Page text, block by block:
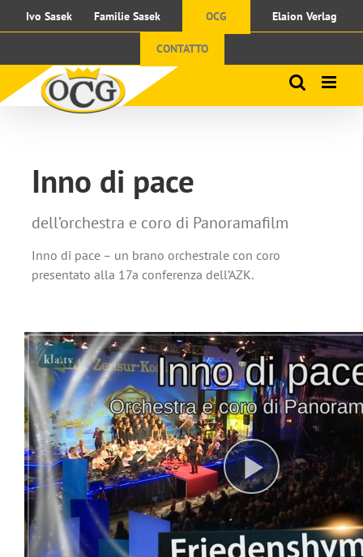
to
Ivo Sasek Familie Sasek OCG Elaion Verlag
CONTATTO
Inno di pace
dell’orchestra e coro di Panoramafilm
Inno di pace – un brano orchestrale con coro
presentato alla 17a conferenza dell’AZK.